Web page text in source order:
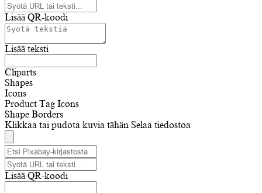
Lisää QR-koodi
Lisää teksti
Cliparts
Shapes
Icons
Product Tag Icons
Shape Borders
Klikkaa tai pudota kuvia tähän Selaa tiedostoa
Lisää QR-koodi